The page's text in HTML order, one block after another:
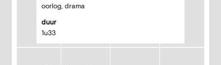
oorlog, drama
duur
1u33